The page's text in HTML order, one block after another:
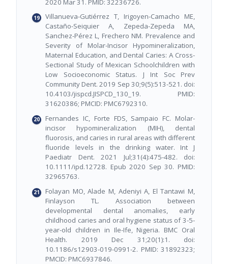
2020 Mar 31. PMID: 32236726.
Villanueva-Gutiérrez T, Irigoyen-Camacho ME,
Castaño-Seiquier A, Zepeda-Zepeda MA,
Sanchez-Pérez L, Frechero NM. Prevalence and
Severity of Molar-Incisor Hypomineralization,
Maternal Education, and Dental Caries: A Cross-
Sectional Study of Mexican Schoolchildren with
Low Socioeconomic Status. J Int Soc Prev
Community Dent. 2019 Sep 30;9(5):513-521. doi:
10.4103/jispcd.JISPCD_130_19. PMID:
31620386; PMCID: PMC6792310.
Fernandes IC, Forte FDS, Sampaio FC. Molar-
incisor hypomineralization (MIH), dental
fluorosis, and caries in rural areas with different
fluoride levels in the drinking water. Int J
Paediatr Dent. 2021 Jul;31(4):475-482. doi:
10.1111/ipd.12728. Epub 2020 Sep 30. PMID:
32965763.
Folayan MO, Alade M, Adeniyi A, El Tantawi M,
Finlayson TL. Association between
developmental dental anomalies, early
childhood caries and oral hygiene status of 3-5-
year-old children in Ile-Ife, Nigeria. BMC Oral
Health. 2019 Dec 31;20(1):1. doi:
10.1186/s12903-019-0991-2. PMID: 31892323;
PMCID: PMC6937846.